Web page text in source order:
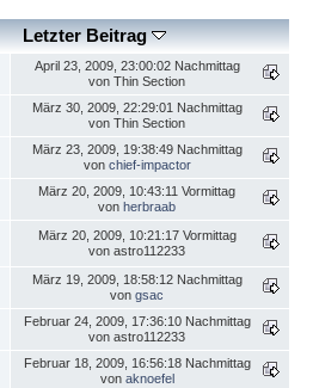
Letzter Beitrag
April 23, 2009, 23:00:02 Nachmittag
von Thin Section
März 30, 2009, 22:29:01 Nachmittag
von Thin Section
März 23, 2009, 19:38:49 Nachmittag
von chief-impactor
März 20, 2009, 10:43:11 Vormittag
von herbraab
März 20, 2009, 10:21:17 Vormittag
von astro112233
März 19, 2009, 18:58:12 Nachmittag
von gsac
Februar 24, 2009, 17:36:10 Nachmittag
von astro112233
Februar 18, 2009, 16:56:18 Nachmittag
von aknoefel